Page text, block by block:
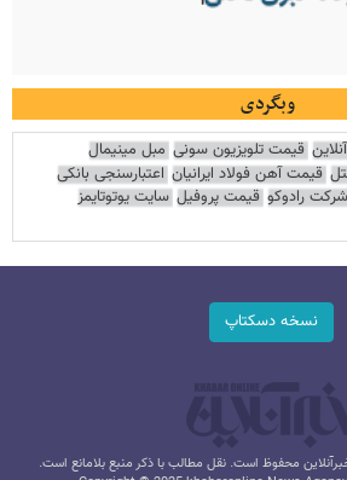
وبگردی
قیمت تلویزیون سونی مبل مینیمال
قیمت آهن فولاد ایرانیان اعتبارسنجی بانکی
شرکت رادوکو قیمت پروفیل سایت یوتوتایمز
نسخه دسکتاپ
محفوظ است. نقل مطالب با ذکر منبع بلامانع است.